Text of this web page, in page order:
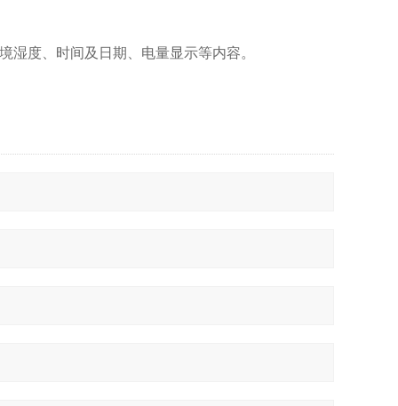
度、时间及日期、电量显示等内容。